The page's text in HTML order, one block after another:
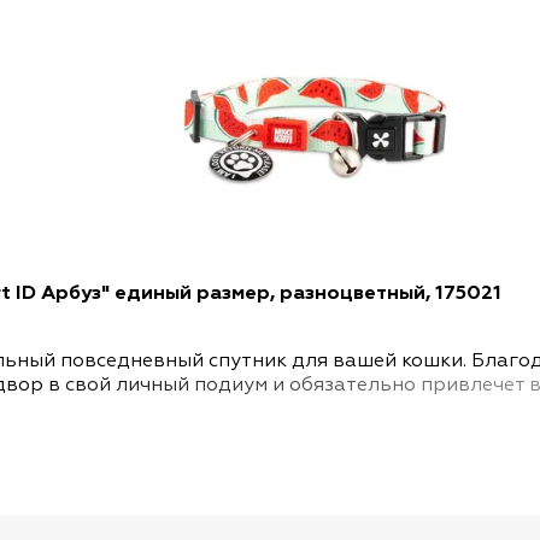
ID Арбуз" единый размер, разноцветный, 175021
повседневный спутник для вашей кошки.
в свой личный подиум и обязательно привлечет
совершенно новые стандарты
— бирка с индивидуальным QR-кодом. В